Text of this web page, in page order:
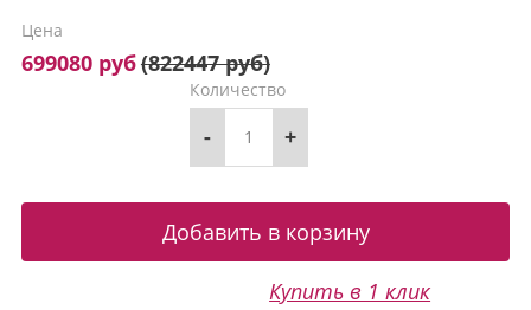
Цена
699080 руб(822447 руб)
Количество
- +
Купить в 1 клик